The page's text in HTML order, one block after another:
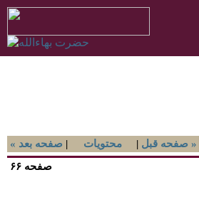
« صفحه بعد | محتويات | صفحه قبل »